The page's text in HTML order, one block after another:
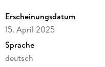
Erscheinungsdatum
15. April 2025
Sprache
deutsch